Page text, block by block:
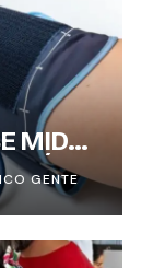
MIDE
EVITAR
GENTE